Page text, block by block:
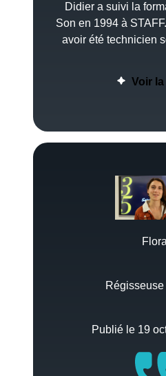
Didier a suivi la
Son en 1994 à
avoir été technicien
Voir
Flora
Publié le 19